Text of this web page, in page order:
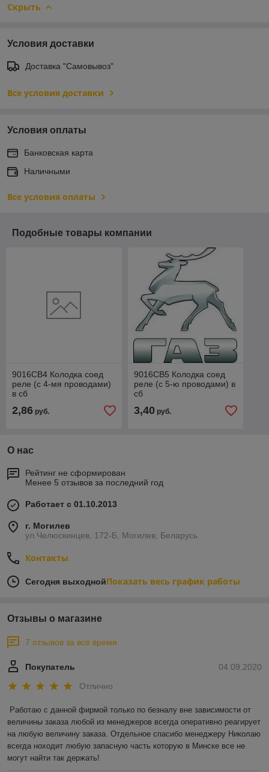
Скрыть
Условия доставки
Доставка "Самовывоз"
Все условия доставки
Условия оплаты
Банковская карта
Наличными
Все условия оплаты
Подобные товары компании
9016CB4 Колодка соед
реле (с 4-мя проводами)
в сб
2,86 руб.
9016CB5 Колодка соед
реле (с 5-ю проводами) в
сб
3,40руб.
О нас
Рейтинг не сформирован
Менее 5 отзывов за последний год
Работает с 01.10.2013
г. Могилев
ул.Челюскинцев, 172-Б, Могилев, Беларусь
Контакты
Сегодня выходнойПоказать весь график работы
Отзывы о магазине
7 отзывов за всё время
04.09.2020
Покупатель
Отлично
Работаю с данной фирмой только по безналу вне зависимости от
величины заказа любой из менеджеров всегда оперативно реагирует
на любую величину заказа. Отдельное спасибо менеджеру Николаю
всегда ноходит любую запасную часть которую в Минске все не
могут найти так держать!